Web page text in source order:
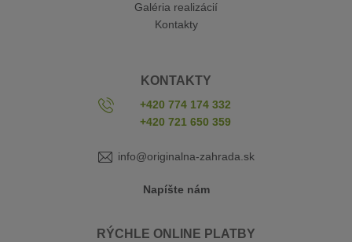
Galéria realizácií
Kontakty
KONTAKTY
+420 774 174 332
+420 721 650 359
info@originalna-zahrada.sk
Napíšte nám
RÝCHLE ONLINE PLATBY